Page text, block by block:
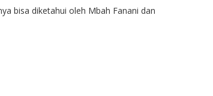
bisa diketahui oleh Mbah Fanani dan